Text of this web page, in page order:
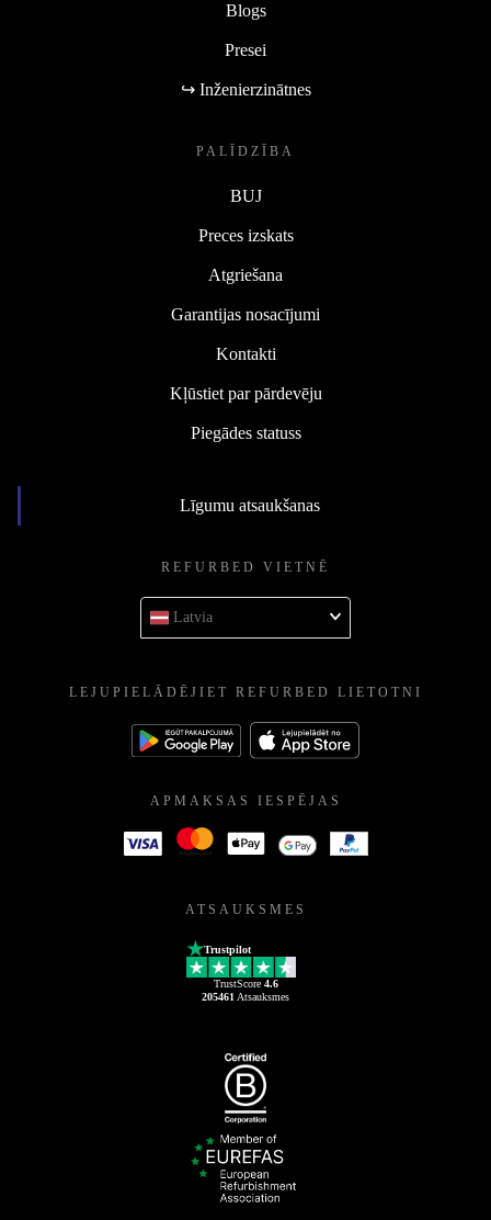
Blogs
Presei
↪ Inženierzinātnes
PALĪDZĪBA
BUJ
Preces izskats
Atgriešana
Garantijas nosacījumi
Kontakti
Kļūstiet par pārdevēju
Piegādes statuss
Līgumu atsaukšanas
REFURBED VIETNĒ
Latvia
LEJUPIELĀDĒJIET REFURBED LIETOTNI
APMAKSAS IESPĒJAS
ATSAUKSMES
Trustpilot
TrustScore 4.6
205461 Atsauksmes